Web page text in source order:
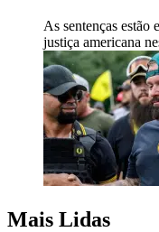
As sentenças estão
justiça americana
Mais Lidas